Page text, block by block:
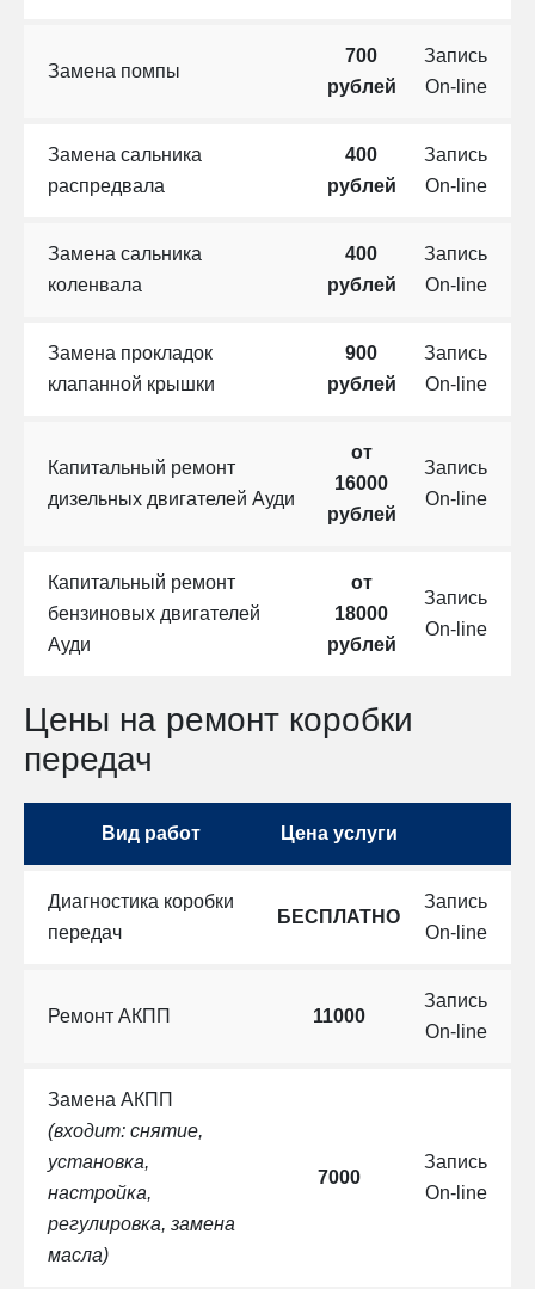
Замена помпы
700
рублей
Запись
On-line
Замена сальника
распредвала
400
рублей
Запись
On-line
Замена сальника
коленвала
400
рублей
Запись
On-line
Замена прокладок
клапанной крышки
900
рублей
Запись
On-line
Капитальный ремонт
дизельных двигателей Ауди
от
16000
рублей
Запись
On-line
Капитальный ремонт
бензиновых двигателей
Ауди
от
18000
рублей
Запись
On-line
Цены на ремонт коробки
передач
Вид работ Цена услуги
Диагностика коробки
передач
БЕСПЛАТНО
Запись
On-line
Ремонт АКПП 11000
Запись
On-line
Замена АКПП
(входит: снятие,
установка,
настройка,
регулировка, замена
масла)
7000
Запись
On-line